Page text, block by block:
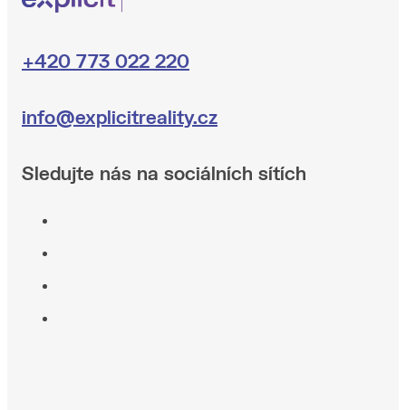
+420 773 022 220
info@explicitreality.cz
Sledujte nás na sociálních sítích